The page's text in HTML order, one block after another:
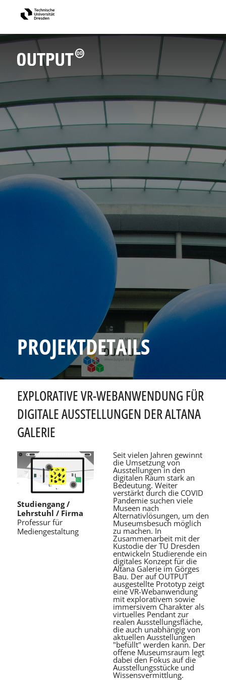
PROJEKTDETAILS
EXPLORATIVE VR-WEBANWENDUNG FÜR
DIGITALE AUSSTELLUNGEN DER ALTANA
GALERIE
Studiengang /
Lehrstuhl / Firma
Professur für
Mediengestaltung
Seit vielen Jahren gewinnt
die Umsetzung von
Ausstellungen in den
digitalen Raum stark an
Bedeutung. Weiter
verstärkt durch die COVID
Pandemie suchen viele
Museen nach
Alternativlösungen, um den
Museumsbesuch möglich
zu machen. In
Zusammenarbeit mit der
Kustodie der TU Dresden
entwickeln Studierende ein
digitales Konzept für die
Altana Galerie im Görges
Bau. Der auf OUTPUT
ausgestellte Prototyp zeigt
eine VR-Webanwendung
mit explorativem sowie
immersivem Charakter als
virtuelles Pendant zur
realen Ausstellungsfläche,
die auch unabhängig von
aktuellen Ausstellungen
"befüllt" werden kann. Der
offene Museumsraum legt
dabei den Fokus auf die
Ausstellungsstücke und
Wissensvermittlung.